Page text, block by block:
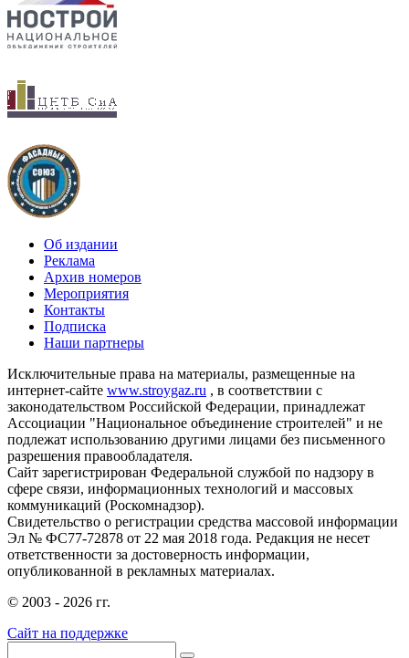
Об издании
Реклама
Архив номеров
Мероприятия
Контакты
Подписка
Наши партнеры
Исключительные права на материалы, размещенные на
интернет-сайте www.stroygaz.ru , в соответствии с
законодательством Российской Федерации, принадлежат
Ассоциации "Национальное объединение строителей" и не
подлежат использованию другими лицами без письменного
разрешения правообладателя.
Сайт зарегистрирован Федеральной службой по надзору в
сфере связи, информационных технологий и массовых
коммуникаций (Роскомнадзор).
Свидетельство о регистрации средства массовой информации
Эл № ФС77-72878 от 22 мая 2018 года. Редакция не несет
ответственности за достоверность информации,
опубликованной в рекламных материалах.
© 2003 - 2026 гг.
Сайт на поддержке